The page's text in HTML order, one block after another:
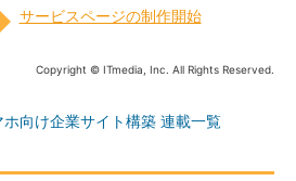
サービスページの制作開始
Copyright © ITmedia, Inc. All Rights Reserved.
向け企業サイト構築 連載一覧